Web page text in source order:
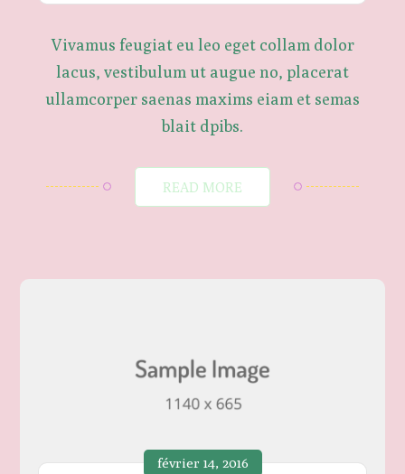
Vivamus feugiat eu leo eget collam dolor
lacus, vestibulum ut augue no, placerat
ullamcorper saenas maxims eiam et semas
blait dpibs.
READ MORE
février 14, 2016